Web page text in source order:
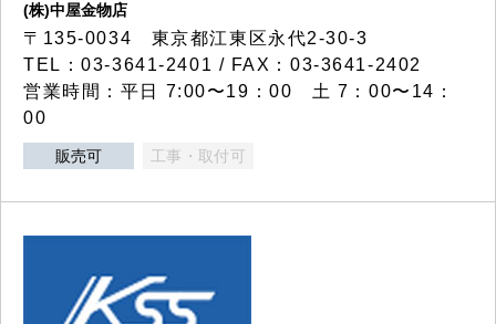
(株)中屋金物店
〒135-0034 東京都江東区永代2-30-3
TEL：03-3641-2401 / FAX：03-3641-2402
営業時間：平日 7:00〜19：00 土 7：00〜14：
00
販売可 工事・取付可